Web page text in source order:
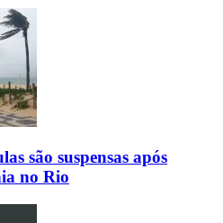
são suspensas após
no Rio